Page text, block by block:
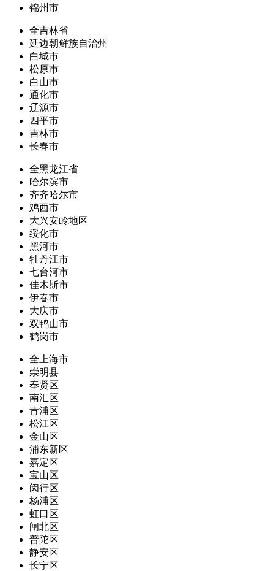
锦州市
全吉林省
延边朝鲜族自治州
白城市
松原市
白山市
通化市
辽源市
四平市
吉林市
长春市
全黑龙江省
哈尔滨市
齐齐哈尔市
鸡西市
大兴安岭地区
绥化市
黑河市
牡丹江市
七台河市
佳木斯市
伊春市
大庆市
双鸭山市
鹤岗市
全上海市
崇明县
奉贤区
南汇区
青浦区
松江区
金山区
浦东新区
嘉定区
宝山区
闵行区
杨浦区
虹口区
闸北区
普陀区
静安区
长宁区